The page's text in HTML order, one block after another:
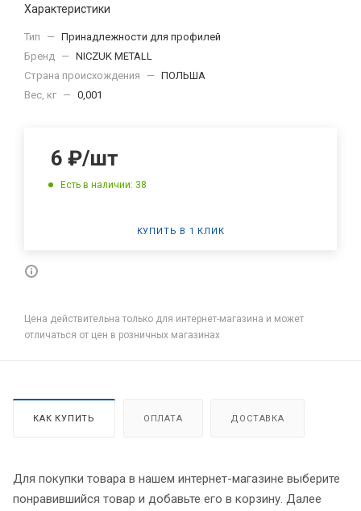
Характеристики
Тип — Принадлежности для профилей
Бренд — NICZUK METALL
Страна происхождения
— ПОЛЬША
Вес, кг — 0,001
6 ₽/шт
Есть в наличии: 38
КУПИТЬ В 1 КЛИК
Цена действительна только для интернет-магазина и может
отличаться от цен в розничных магазинах
КАК КУПИТЬ ОПЛАТА ДОСТАВКА
Для покупки товара в нашем интернет-магазине выберите
понравившийся товар и добавьте его в корзину. Далее